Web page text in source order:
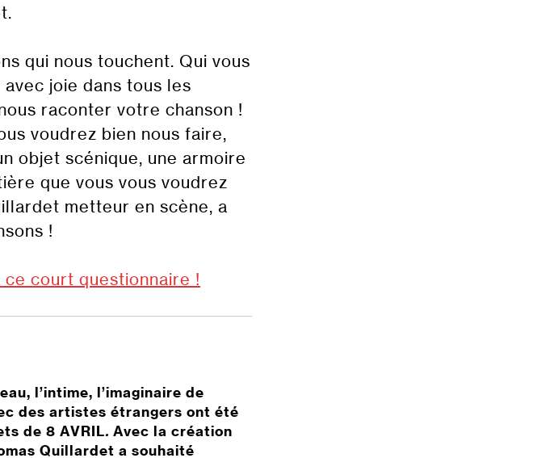
qui nous touchent. Qui vous
joie dans tous les
raconter votre chanson !
voudrez bien nous faire,
objet scénique, une armoire
que vous vous voudrez
metteur en scène, a
!
court questionnaire !
l’intime, l’imaginaire de
des artistes étrangers ont été
de 8 AVRIL. Avec la création
Quillardet a souhaité